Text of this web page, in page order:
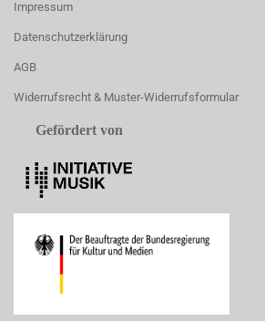
Impressum
Datenschutzerklärung
AGB
Widerrufsrecht & Muster-Widerrufsformular
Gefördert von